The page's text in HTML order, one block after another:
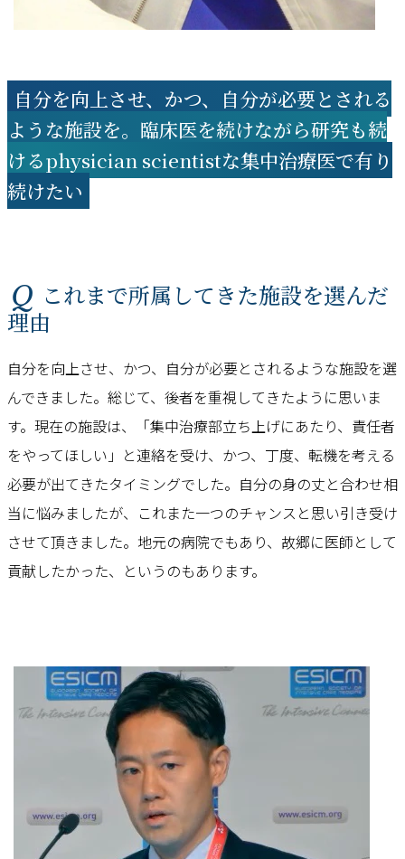
自分を向上させ、かつ、自分が必要とされる
ような施設を。臨床医を続けながら研究も続
けるphysician scientistな集中治療医で有り
続けたい
Q これまで所属してきた施設を選んだ
理由
自分を向上させ、かつ、自分が必要とされるような施設を選
んできました。総じて、後者を重視してきたように思いま
す。現在の施設は、「集中治療部立ち上げにあたり、責任者
をやってほしい」と連絡を受け、かつ、丁度、転機を考える
必要が出てきたタイミングでした。自分の身の丈と合わせ相
当に悩みましたが、これまた一つのチャンスと思い引き受け
させて頂きました。地元の病院でもあり、故郷に医師として
貢献したかった、というのもあります。